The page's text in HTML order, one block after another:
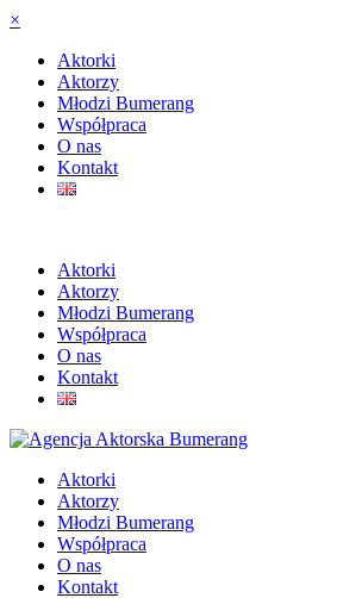
×
Aktorki
Aktorzy
Młodzi Bumerang
Współpraca
O nas
Kontakt
Aktorki
Aktorzy
Młodzi Bumerang
Współpraca
O nas
Kontakt
Aktorki
Aktorzy
Młodzi Bumerang
Współpraca
O nas
Kontakt